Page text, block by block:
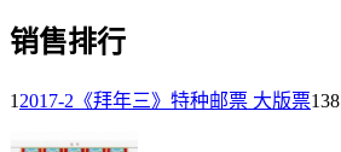
销售排行
1 2017-2《拜年三》特种邮票 大版票138